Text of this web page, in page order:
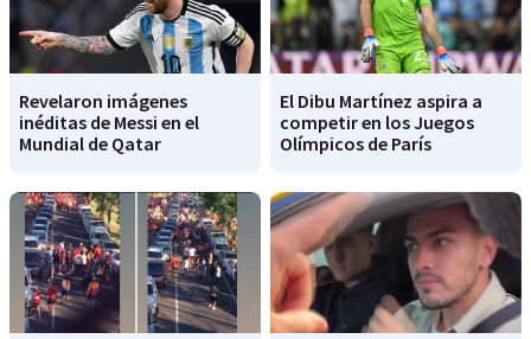
Revelaron imágenes
inéditas de Messi en el
Mundial de Qatar
El Dibu Martínez aspira a
competir en los Juegos
Olímpicos de París